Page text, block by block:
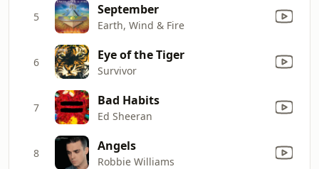
5 September
Earth, Wind & Fire
6 Eye of the Tiger
Survivor
7 Bad Habits
Ed Sheeran
8 Angels
Robbie Williams